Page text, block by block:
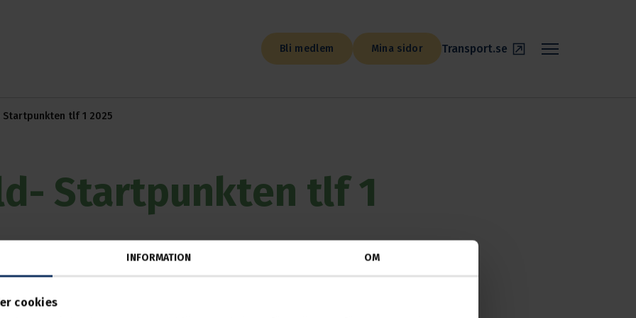
INFORMATION OM
cookies
Bli medlem Mina sidor Transport.se
tlf 1 2025
Startpunkten tlf 1